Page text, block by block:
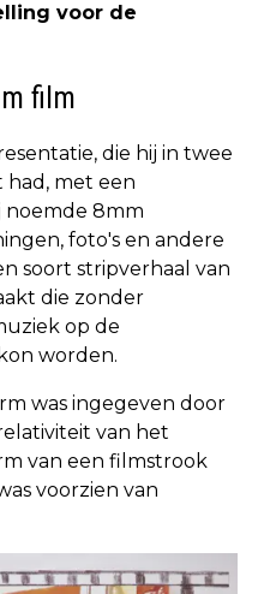
voor de
film
die hij in twee
met een
8mm
foto's en andere
soort stripverhaal van
die zonder
op de
worden.
was ingegeven door
van het
van een filmstrook
voorzien van